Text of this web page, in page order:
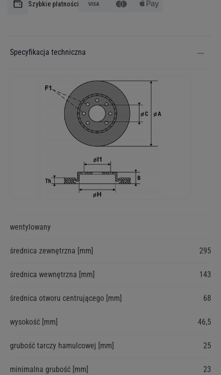
Szybkie płatności
Specyfikacja techniczna
informacji
wentylowany
średnica zewnętrzna [mm] 295
średnica wewnętrzna [mm] 143
średnica otworu centrującego [mm] 68
wysokość [mm] 46,5
grubość tarczy hamulcowej [mm] 25
minimalna grubość [mm] 23